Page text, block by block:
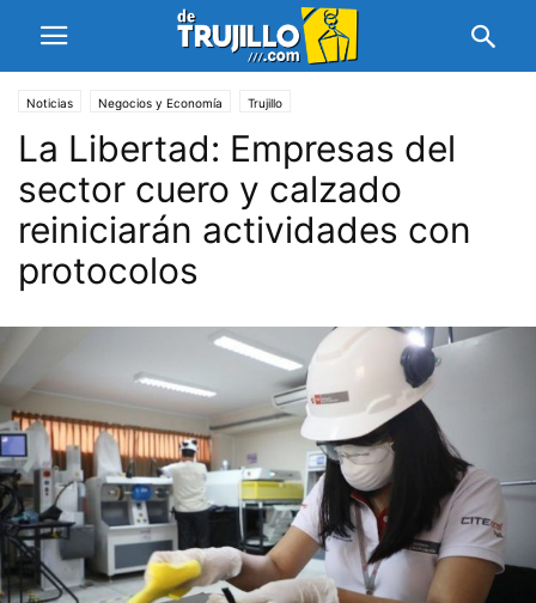
Noticias Negocios y Economía Trujillo
La Libertad: Empresas del
sector cuero y calzado
reiniciarán actividades con
protocolos